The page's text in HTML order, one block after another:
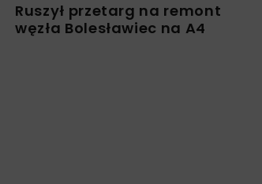
Ruszył przetarg na remont
węzła Bolesławiec na A4